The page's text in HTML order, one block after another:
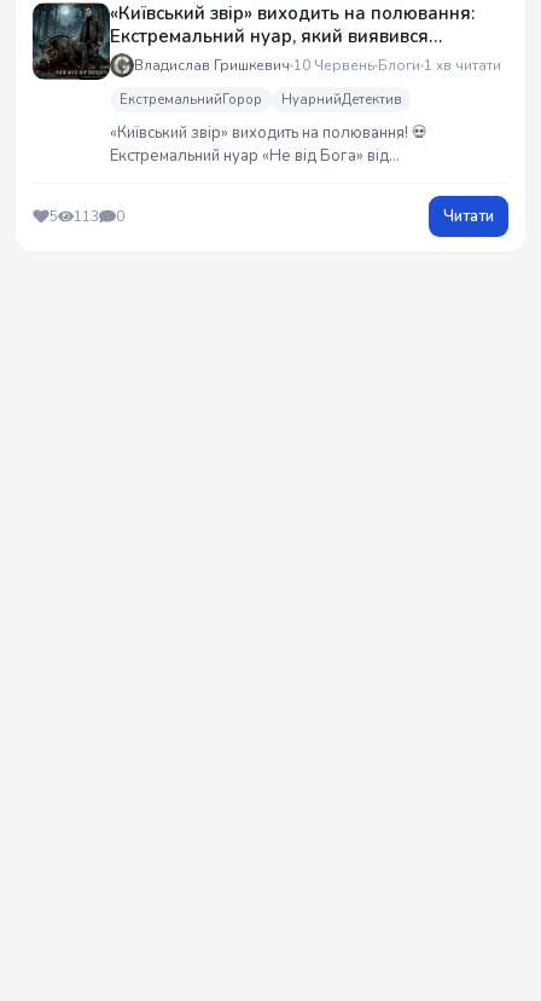
«Київський звір» виходить на полювання:
Екстремальний нуар, який виявився
«занадто жорстким» для паперових збірок
Владислав Гришкевич 10 Червень Блоги 1 хв читати
ЕкстремальнийГорор НуарнийДетектив
«Київський звір» виходить на полювання! 💀
Екстремальний нуар «Не від Бога» від
з`явиться без цензури на Wattpad. Чистокровний
сплаттерпанк про серійного вбивцю-перфекціоніста
5 113 0 Читати